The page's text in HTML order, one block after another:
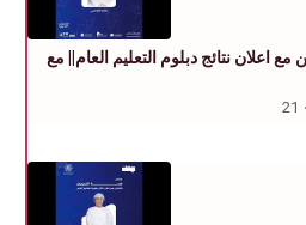
اعلان نتائج دبلوم التعليم العام|| مع
21